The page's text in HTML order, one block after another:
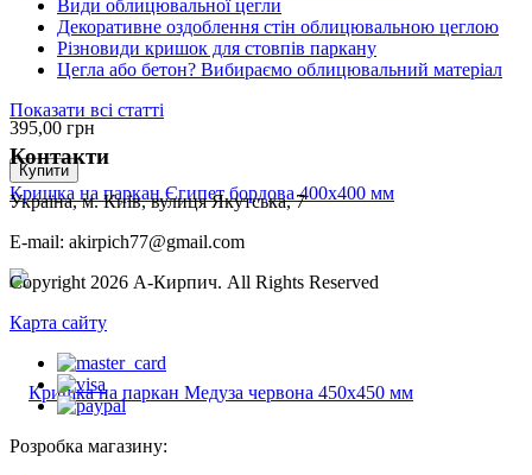
395,00 грн
Купити
Кришка на паркан Єгипет бордова 400х400 мм
Види облицювальної цегли
Декоративне оздоблення стін облицювальною цеглою
Різновиди кришок для стовпів паркану
Цегла або бетон? Вибираємо облицювальний матеріал
Показати всі статті
Контакти
Україна, м. Київ, вулиця Якутська, 7
E-mail: akirpich77@gmail.com
Copyright 2026 А-Кирпич. All Rights Reserved
Карта сайту
Розробка магазину: